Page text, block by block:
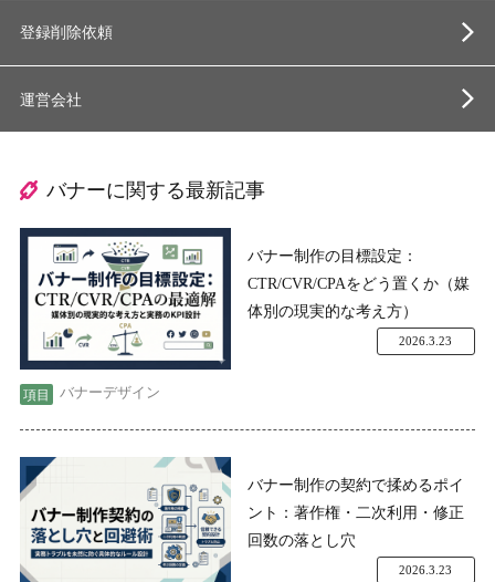
登録削除依頼
運営会社
バナーに関する最新記事
バナー制作の目標設定：
CTR/CVR/CPAをどう置くか（媒
体別の現実的な考え方）
バナーデザイン
2026.3.23
バナー制作の契約で揉めるポイ
ント：著作権・二次利用・修正
回数の落とし穴
2026.3.23